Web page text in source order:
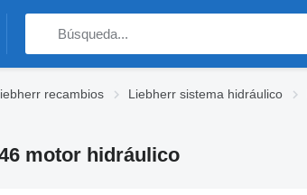
recambios Liebherr sistema hidráulico
motor hidráulico